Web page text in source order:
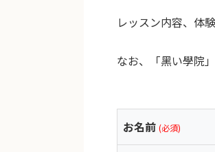
レッスン内容、体
なお、「黑い學院
お名前 (必須)